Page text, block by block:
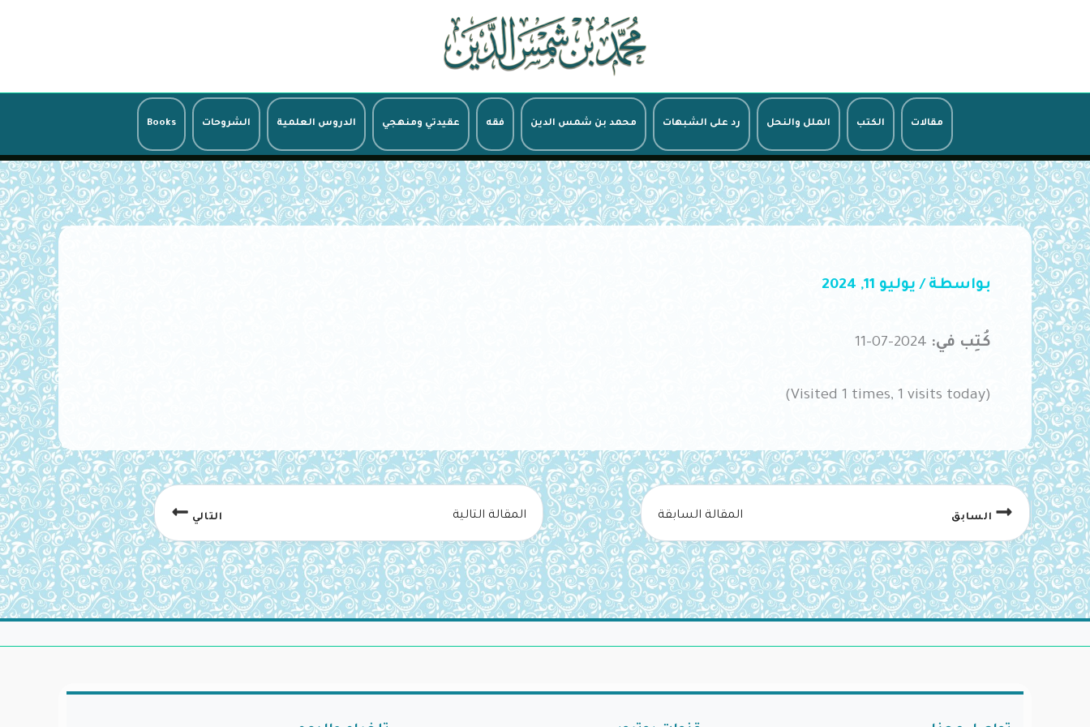
مقالات الكتب الملل والنحل رد على الشبهات محمد بن شمس الدين فقه عقيدتي ومنهجي الدروس العلمية الشروحات Books
بواسطة / يوليو 11, 2024
كُتِب في: 2024-07-11
(Visited 1 times, 1 visits today)
السابق المقالة السابقة التالي المقالة التالية